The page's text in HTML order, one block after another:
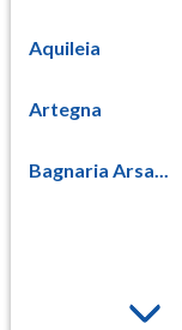
Aquileia
Artegna
Bagnaria Arsa...